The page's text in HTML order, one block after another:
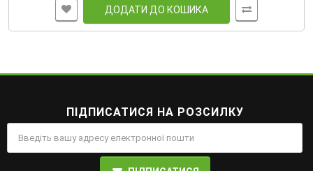
ДОДАТИ ДО КОШИКА
ПІДПИСАТИСЯ НА РОЗСИЛКУ